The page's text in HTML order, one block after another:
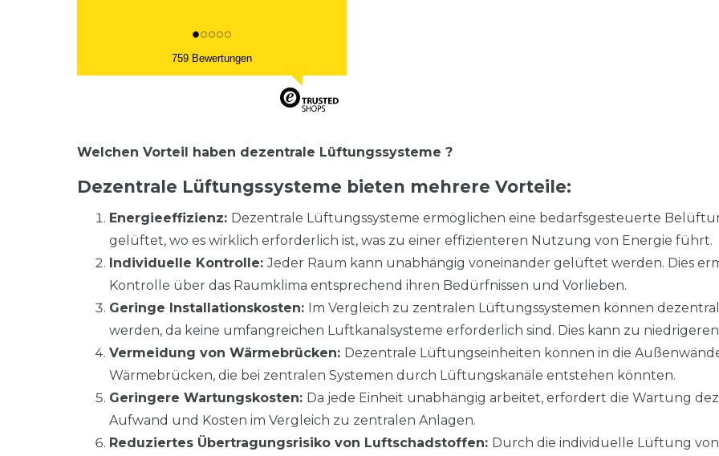
759 Bewertungen
Welchen Vorteil haben dezentrale Lüftungssysteme ?
Dezentrale Lüftungssysteme bieten mehrere Vorteile:
Energieeffizienz: Dezentrale Lüftungssysteme ermöglichen eine bedarfsgesteuerte
gelüftet, wo es wirklich erforderlich ist, was zu einer effizienteren Nutzung von Energie führt.
Individuelle Kontrolle:Jeder Raum kann unabhängig voneinander gelüftet werden. Dies
Kontrolle über das Raumklima entsprechend ihren Bedürfnissen und Vorlieben.
Geringe Installationskosten: Im Vergleich zu zentralen Lüftungssystemen können
werden, da keine umfangreichen Luftkanalsysteme erforderlich sind. Dies kann zu
Vermeidung von Wärmebrücken: Dezentrale Lüftungseinheiten können in die
Wärmebrücken, die bei zentralen Systemen durch Lüftungskanäle entstehen könnten.
Geringere Wartungskosten: Da jede Einheit unabhängig arbeitet, erfordert die Wartung
Aufwand und Kosten im Vergleich zu zentralen Anlagen.
Reduziertes Übertragungsrisiko von Luftschadstoffen: Durch die individuelle Lüftung